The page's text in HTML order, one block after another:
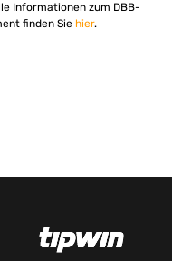
Informationen zum DBB-
finden Sie hier.